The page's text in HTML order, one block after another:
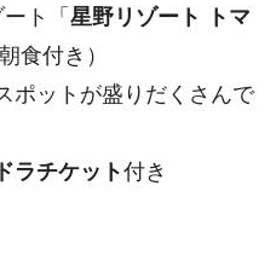
ト「 星野リゾート トマ
食付き）
ポットが盛りだくさんで
ラチケット付き